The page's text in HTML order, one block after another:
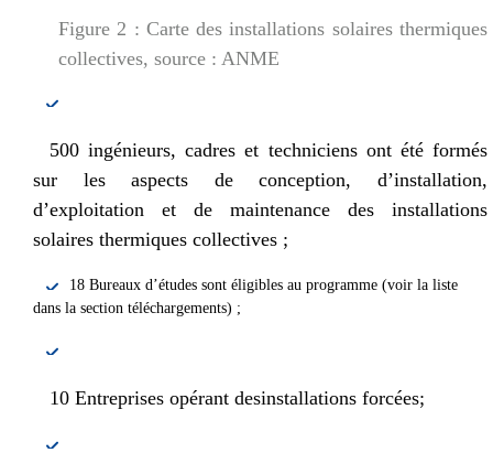
Figure 2 : Carte des installations solaires thermiques
collectives, source : ANME
500 ingénieurs, cadres et techniciens ont été formés
sur les aspects de conception, d’installation,
d’exploitation et de maintenance des installations
solaires thermiques collectives ;
18 Bureaux d’études sont éligibles au programme (voir la liste
dans la section téléchargements) ;
10 Entreprises opérant desinstallations forcées;